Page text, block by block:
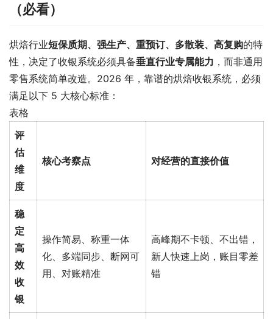
（必看）
烘焙行业短保质期、强生产、重预订、多散装、高复购的特
性，决定了收银系统必须具备垂直行业专属能力 ，而非通用
零售系统简单改造。2026 年，靠谱的烘焙收银系统，必须
满足以下 5 大核心标准：
表格
评
估
维
度
核心考察点 对经营的直接价值
稳
定
高
效
收
银
操作简易、称重一体
化、多端同步、断网可
用、对账精准
高峰期不卡顿、不出错，
新人快速上岗，账目零差
错